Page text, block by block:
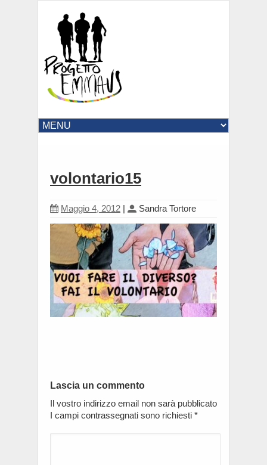
volontario15
Maggio 4, 2012 | Sandra Tortore
Lascia un commento
Il vostro indirizzo email non sarà pubblicato
I campi contrassegnati sono richiesti *